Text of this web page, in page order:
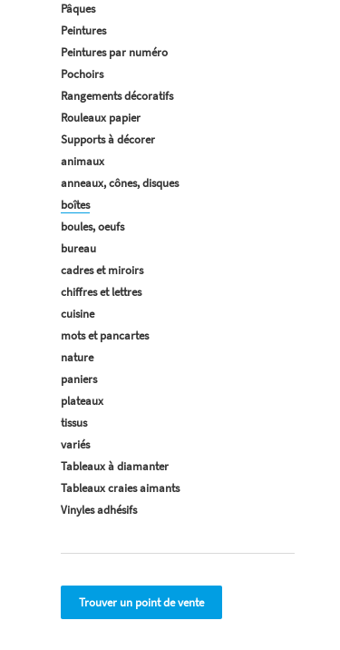
Pâques
Peintures
Peintures par numéro
Pochoirs
Rangements décoratifs
Rouleaux papier
Supports à décorer
animaux
anneaux, cônes, disques
boîtes
boules, oeufs
bureau
cadres et miroirs
chiffres et lettres
cuisine
mots et pancartes
nature
paniers
plateaux
tissus
variés
Tableaux à diamanter
Tableaux craies aimants
Vinyles adhésifs
Trouver un point de vente